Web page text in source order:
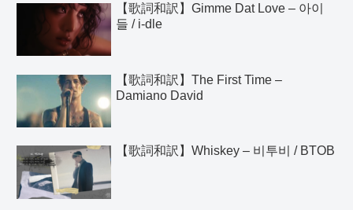
【歌詞和訳】Gimme Dat Love – 아이
들 / i-dle
【歌詞和訳】The First Time –
Damiano David
【歌詞和訳】Whiskey – 비투비 / BTOB